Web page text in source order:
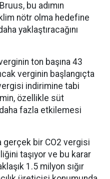
bu adımın
nötr olma hedefine
yaklaştıracağını
ton başına 43
verginin başlangıçta
indirimine tabi
özellikle süt
fazla etkilemesi
gerçek bir CO2 vergisi
taşıyor ve bu karar
1.5 milyon sığır